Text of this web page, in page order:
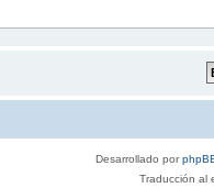
Desarrollado por
Traducción al